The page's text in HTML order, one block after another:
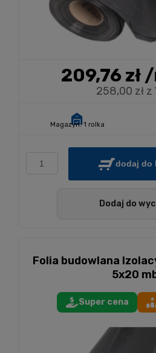
209,76 zł/
258,00 zł z
Magazyn: 1 rolka
dodaj do
Dodaj do
Folia budowlana
5x20
Super cena